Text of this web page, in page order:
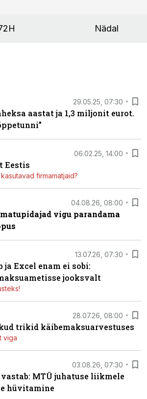
Nädal
29.05.25, 07:30
aastat ja 1,3 miljonit eurot.
06.02.25, 14:00
Eestis
firmamatjaid?
04.08.26, 08:00
vigu parandama
13.07.26, 07:30
ja Excel enam ei sobi:
jooksvalt
28.07.26, 08:00
trikid käibemaksuarvestuses
viga
03.08.26, 07:30
MTÜ juhatuse liikmele
hüvitamine